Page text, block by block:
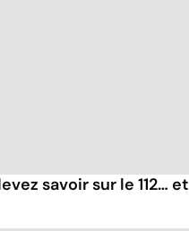
savoir sur le 112… et